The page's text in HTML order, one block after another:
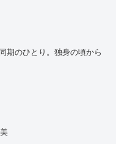
期のひとり。独身の頃から